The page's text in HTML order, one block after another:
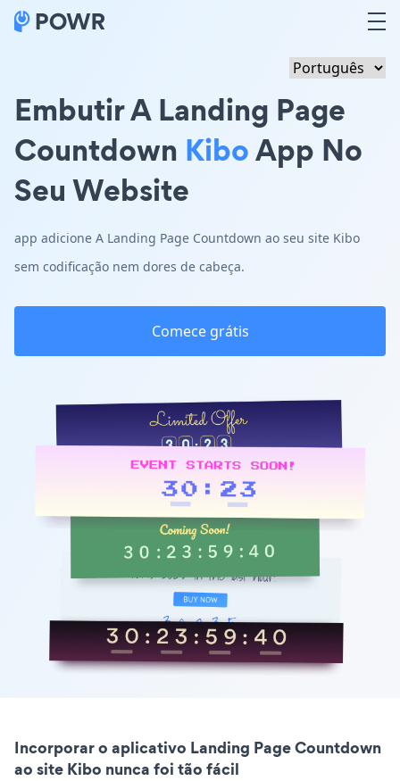
Embutir A Landing Page
Countdown KiboApp No
Seu Website
app adicione A Landing Page Countdown ao seu site Kibo
sem codificação nem dores de cabeça.
Comece grátis
Incorporar o aplicativo Landing Page Countdown
ao site Kibo nunca foi tão fácil